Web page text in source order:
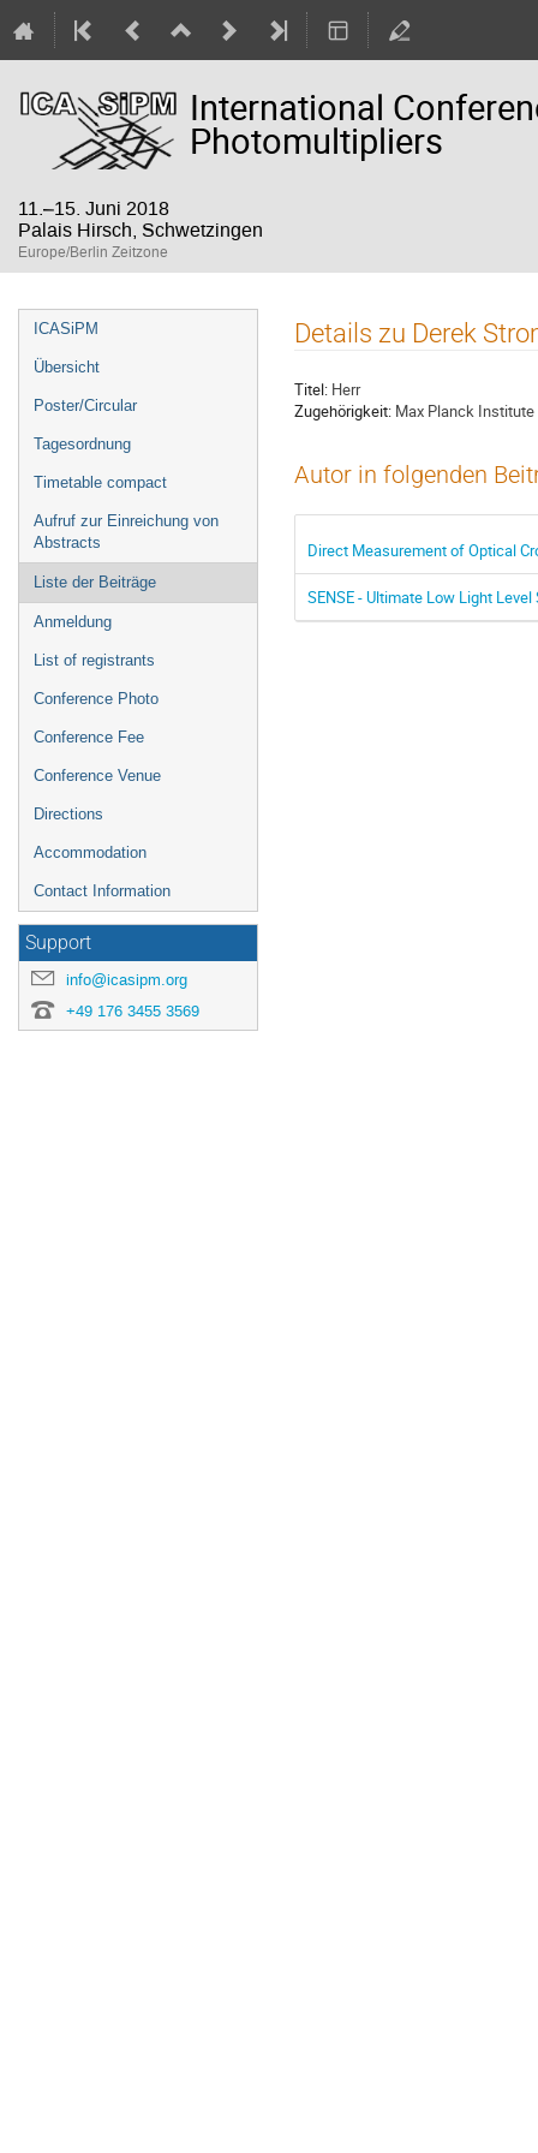
International
Photomultipliers
11.–15. Juni 2018
Palais Hirsch, Schwetzingen
Europe/Berlin Zeitzone
Veranstaltungsmenü
ICASiPM
Übersicht
Poster/Circular
Tagesordnung
Timetable compact
Aufruf zur Einreichung von
Abstracts
Liste der Beiträge
Anmeldung
List of registrants
Conference Photo
Conference Fee
Conference Venue
Directions
Accommodation
Contact Information
Support
info@icasipm.org
+49 176 3455 3569
Details zu Derek
Titel: Herr
Zugehörigkeit: Max Planck
Autor in folgenden
Direct Measurement of Optical
SENSE - Ultimate Low Light